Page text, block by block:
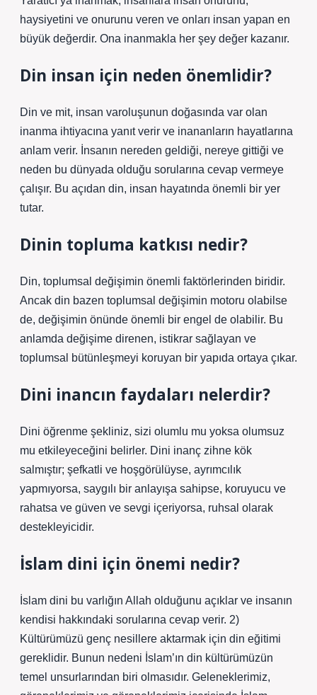
haysiyetini ve onurunu veren ve onları insan yapan en
büyük değerdir. Ona inanmakla her şey değer kazanır.
Din insan için neden önemlidir?
Din ve mit, insan varoluşunun doğasında var olan
inanma ihtiyacına yanıt verir ve inananların hayatlarına
anlam verir. İnsanın nereden geldiği, nereye gittiği ve
neden bu dünyada olduğu sorularına cevap vermeye
çalışır. Bu açıdan din, insan hayatında önemli bir yer
tutar.
Dinin topluma katkısı nedir?
Din, toplumsal değişimin önemli faktörlerinden biridir.
Ancak din bazen toplumsal değişimin motoru olabilse
de, değişimin önünde önemli bir engel de olabilir. Bu
anlamda değişime direnen, istikrar sağlayan ve
toplumsal bütünleşmeyi koruyan bir yapıda ortaya çıkar.
Dini inancın faydaları nelerdir?
Dini öğrenme şekliniz, sizi olumlu mu yoksa olumsuz
mu etkileyeceğini belirler. Dini inanç zihne kök
salmıştır; şefkatli ve hoşgörülüyse, ayrımcılık
yapmıyorsa, saygılı bir anlayışa sahipse, koruyucu ve
rahatsa ve güven ve sevgi içeriyorsa, ruhsal olarak
destekleyicidir.
İslam dini için önemi nedir?
İslam dini bu varlığın Allah olduğunu açıklar ve insanın
kendisi hakkındaki sorularına cevap verir. 2)
Kültürümüzü genç nesillere aktarmak için din eğitimi
gereklidir. Bunun nedeni İslam’ın din kültürümüzün
temel unsurlarından biri olmasıdır. Geleneklerimiz,